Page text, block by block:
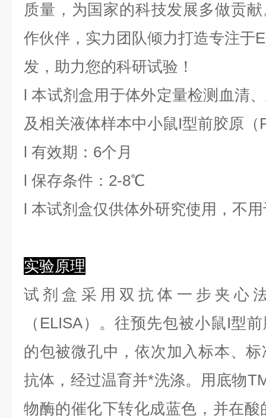
质量，为国家的科技发展多做贡
作伙伴，实力团队倾力打造专注于
发，助力您的科研试验！
l本试剂盒用于体外定量检测血清
及相关液体样本中小鼠I型前胶原 （
l 有效期：6个月
l 保存条件： 2-8℃
l 本试剂盒仅供体外研究使用，不
实验原理
试剂盒采用双抗体一步夹心
（ELISA）。往预先包被小鼠I型
的包被微孔中，依次加入标本、
抗体，经过温育并*洗涤。用底物
物酶的催化下转化成蓝色，并在